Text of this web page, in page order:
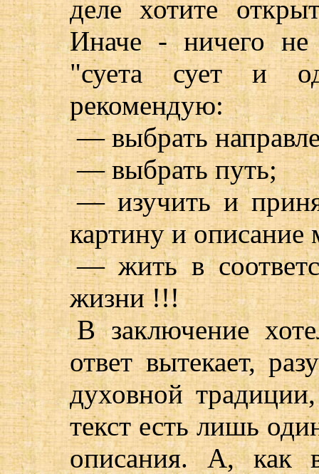
деле хотите
Иначе - ничего не
"суета сует и
рекомендую:
— выбрать
— выбрать путь;
— изучить и
картину и описание
— жить в
жизни !!!
В заключение
ответ вытекает,
духовной
текст есть лишь
описания. А, как